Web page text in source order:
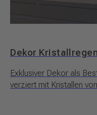
Dekor Kristallregen
Exklusiver Dekor als
verziert mit Kristallen